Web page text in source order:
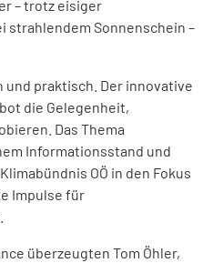
– trotz eisiger
strahlendem Sonnenschein –
und praktisch. Der innovative
die Gelegenheit,
Das Thema
Informationsstand und
OÖ in den Fokus
Impulse für
überzeugten Tom Öhler,